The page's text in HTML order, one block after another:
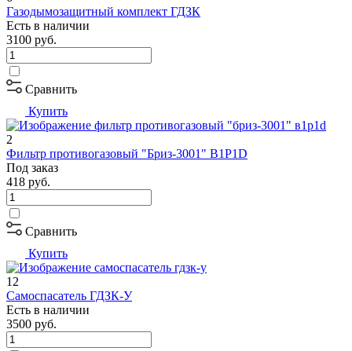
Газодымозащитный комплект ГДЗК
Есть в наличии
3100 руб.
Сравнить
Купить
2
Фильтр противогазовый "Бриз-3001" В1Р1D
Под заказ
418 руб.
Сравнить
Купить
12
Самоспасатель ГДЗК-У
Есть в наличии
3500 руб.